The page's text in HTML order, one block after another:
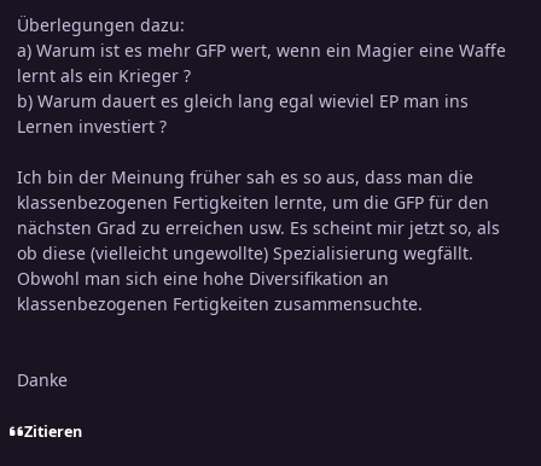
Überlegungen dazu:
a) Warum ist es mehr GFP wert, wenn ein Magier eine Waffe
lernt als ein Krieger ?
b) Warum dauert es gleich lang egal wieviel EP man ins
Lernen investiert ?
Ich bin der Meinung früher sah es so aus, dass man die
klassenbezogenen Fertigkeiten lernte, um die GFP für den
nächsten Grad zu erreichen usw. Es scheint mir jetzt so, als
ob diese (vielleicht ungewollte) Spezialisierung wegfällt.
Obwohl man sich eine hohe Diversifikation an
klassenbezogenen Fertigkeiten zusammensuchte.
Danke
Zitieren